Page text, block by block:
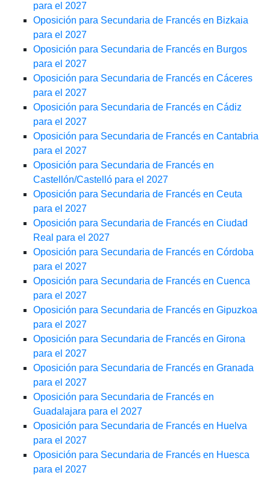
para el 2027
Oposición para Secundaria de Francés en Bizkaia
para el 2027
Oposición para Secundaria de Francés en Burgos
para el 2027
Oposición para Secundaria de Francés en Cáceres
para el 2027
Oposición para Secundaria de Francés en Cádiz
para el 2027
Oposición para Secundaria de Francés en Cantabria
para el 2027
Oposición para Secundaria de Francés en
Castellón/Castelló para el 2027
Oposición para Secundaria de Francés en Ceuta
para el 2027
Oposición para Secundaria de Francés en Ciudad
Real para el 2027
Oposición para Secundaria de Francés en Córdoba
para el 2027
Oposición para Secundaria de Francés en Cuenca
para el 2027
Oposición para Secundaria de Francés en Gipuzkoa
para el 2027
Oposición para Secundaria de Francés en Girona
para el 2027
Oposición para Secundaria de Francés en Granada
para el 2027
Oposición para Secundaria de Francés en
Guadalajara para el 2027
Oposición para Secundaria de Francés en Huelva
para el 2027
Oposición para Secundaria de Francés en Huesca
para el 2027